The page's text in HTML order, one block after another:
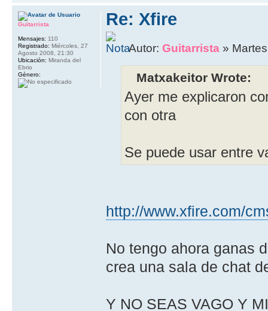
Re: Xfire
Autor:Guitarrista »
Matxakeitor Wrote:
Ayer me explicaron
con otra
Se puede usar entre
http://www.xfire.com/
No tengo ahora ganas
crea una sala de chat
Y NO SEAS VAGO Y
Guitarrista
Mensajes: 110
Registrado: Miércoles, 27
Agosto 2008, 21:30
Ubicación: Miranda del
Ebrio
Género: